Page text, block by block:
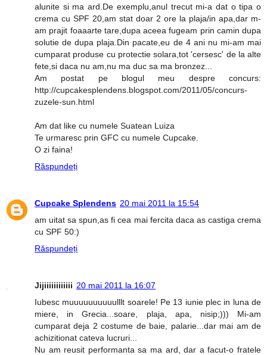
alunite si ma ard.De exemplu,anul trecut mi-a dat o tipa o
crema cu SPF 20,am stat doar 2 ore la plaja/in apa,dar m-
am prajit foaaarte tare,dupa aceea fugeam prin camin dupa
solutie de dupa plaja.Din pacate,eu de 4 ani nu mi-am mai
cumparat produse cu protectie solara,tot 'cersesc' de la alte
fete,si daca nu am,nu ma duc sa ma bronzez...
Am postat pe blogul meu despre concurs:
http://cupcakesplendens.blogspot.com/2011/05/concurs-
zuzele-sun.html
Am dat like cu numele Suatean Luiza
Te urmaresc prin GFC cu numele Cupcake.
O zi faina!
Răspundeți
Cupcake Splendens 20 mai 2011 la 15:54
am uitat sa spun,as fi cea mai fercita daca as castiga crema
cu SPF 50:)
Răspundeți
Jijiiiiiiiiiiii 20 mai 2011 la 16:07
Iubesc muuuuuuuuuulllt soarele! Pe 13 iunie plec in luna de
miere, in Grecia...soare, plaja, apa, nisip;))) Mi-am
cumparat deja 2 costume de baie, palarie...dar mai am de
achizitionat cateva lucruri...
Nu am reusit performanta sa ma ard, dar a facut-o fratele